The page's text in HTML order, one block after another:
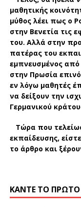
μαθητικής
μύθος λέει πως ο
στην Βενετία τις
του. Αλλά στην
πατέρας του
εμπνευσμένος από
στην Πρωσία
εν λόγω μαθητές
να δείξουν την
Γερμανικού
Τώρα που
εκπαίδευσης,
το άρθρο και
ΚΆΝΤΕ ΤΟ ΠΡΏΤΟ